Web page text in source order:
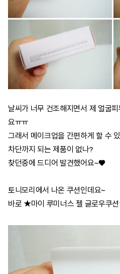
날씨가 너무 건조해지면서 제 얼굴
요ㅠㅠ
그래서 메이크업을 간편하게 할 수
차단까지 되는 제품이 없나?
찾던중에 드디어 발견했어요~♥
토니모리에서 나온 쿠션인데요~
바로 ★마이 루미너스 젤 글로우쿠